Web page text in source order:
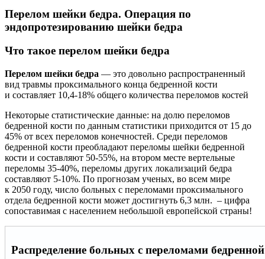
Перелом шейки бедра. Операция по
эндопротезированию шейки бедра
Что такое перелом шейки бедра
Перелом шейки бедра — это довольно распространенный
вид травмы проксимального конца бедренной кости
и составляет 10,4-18% общего количества переломов костей
Некоторые статистические данные: на долю переломов
бедренной кости по данным статистики приходится от 15 до
45% от всех переломов конечностей. Среди переломов
бедренной кости преобладают переломы шейки бедренной
кости и составляют 50-55%, на втором месте вертельные
переломы 35-40%, переломы других локализаций бедра
составляют 5-10%. По прогнозам ученых, во всем мире
к 2050 году, число больных с переломами проксимального
отдела бедренной кости может достигнуть 6,3 млн. – цифра
сопоставимая с населением небольшой европейской страны!
Распределение больных с переломами